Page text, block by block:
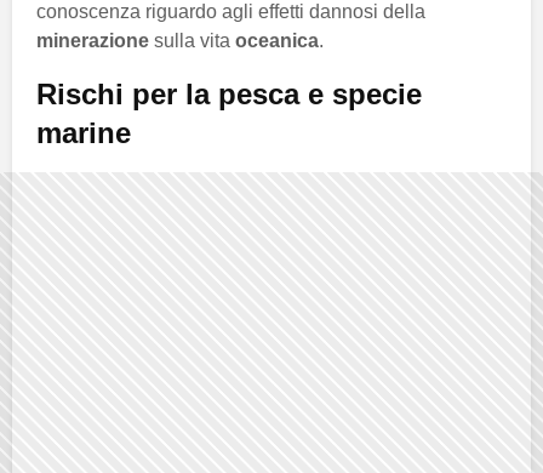
conoscenza riguardo agli effetti dannosi della
minerazione sulla vita oceanica.
Rischi per la pesca e specie
marine